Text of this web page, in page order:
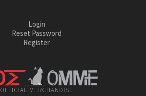
Login
Reset Password
Register
OFFICIAL MERCHANDISE